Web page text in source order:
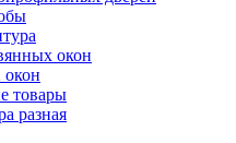
окон
товары
разная